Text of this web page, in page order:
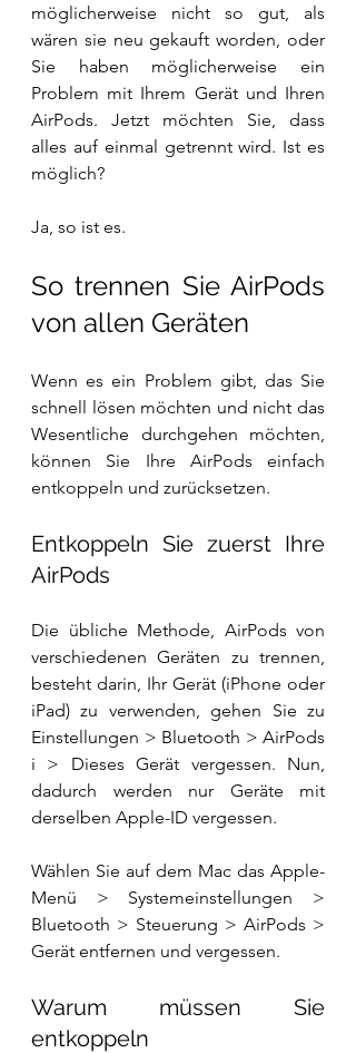
möglicherweise nicht so gut, als
wären sie neu gekauft worden, oder
Sie haben möglicherweise ein
Problem mit Ihrem Gerät und Ihren
AirPods. Jetzt möchten Sie, dass
alles auf einmal getrennt wird. Ist es
möglich?
Ja, so ist es.
So trennen Sie AirPods
von allen Geräten
Wenn es ein Problem gibt, das Sie
schnell lösen möchten und nicht das
Wesentliche durchgehen möchten,
können Sie Ihre AirPods einfach
entkoppeln und zurücksetzen.
Entkoppeln Sie zuerst Ihre
AirPods
Die übliche Methode, AirPods von
verschiedenen Geräten zu trennen,
besteht darin, Ihr Gerät (iPhone oder
iPad) zu verwenden, gehen Sie zu
Einstellungen > Bluetooth > AirPods
i > Dieses Gerät vergessen. Nun,
dadurch werden nur Geräte mit
derselben Apple-ID vergessen.
Wählen Sie auf dem Mac das Apple-
Menü > Systemeinstellungen >
Bluetooth > Steuerung > AirPods >
Gerät entfernen und vergessen.
Warum müssen Sie
entkoppeln